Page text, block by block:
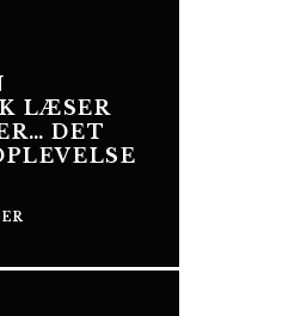
LÆSER
DET